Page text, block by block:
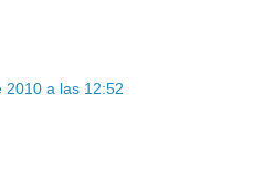
2010 a las 12:52